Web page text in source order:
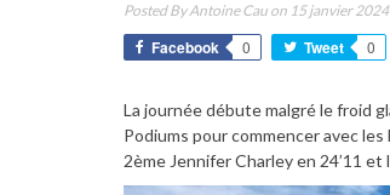
Posted ByAntoine Cau on 15 janvier 2024
Facebook 0 Tweet 0
La journée débute malgré le froid
Podiums pour commencer avec
2ème Jennifer Charley en 24’11 et